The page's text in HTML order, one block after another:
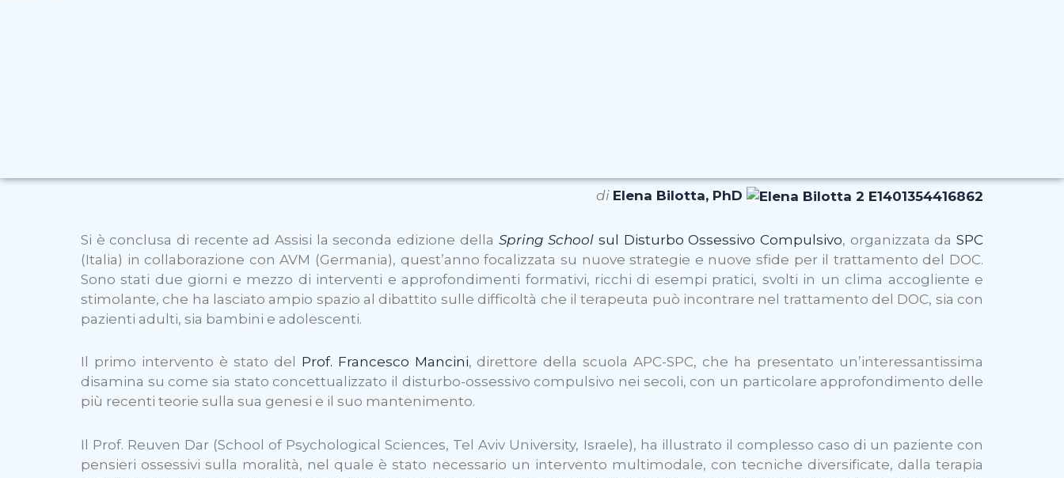
di Elena Bilotta, PhD
Si è conclusa di recente ad Assisi la seconda edizione della Spring School sul Disturbo Ossessivo Compulsivo, organizzata daSPC
(Italia) in collaborazione con AVM (Germania), quest’anno focalizzata su nuove strategie e nuove sfide per il trattamento del DOC.
Sono stati due giorni e mezzo di interventi e approfondimenti formativi, ricchi di esempi pratici, svolti in un clima accogliente e
stimolante, che ha lasciato ampio spazio al dibattito sulle difficoltà che il terapeuta può incontrare nel trattamento del DOC, sia con
pazienti adulti, sia bambini e adolescenti.
Il primo intervento è stato del Prof. Francesco Mancini, direttore della scuola APC-SPC, che ha presentato un’interessantissima
disamina su come sia stato concettualizzato il disturbo-ossessivo compulsivo nei secoli, con un particolare approfondimento delle
più recenti teorie sulla sua genesi e il suo mantenimento.
Il Prof. Reuven Dar (School of Psychological Sciences, Tel Aviv University, Israele), ha illustrato il complesso caso di un paziente con
pensieri ossessivi sulla moralità, nel quale è stato necessario un intervento multimodale, con tecniche diversificate, dalla terapia